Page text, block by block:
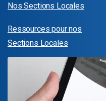
Nos Sections Locales
Ressources pour nos
Sections Locales